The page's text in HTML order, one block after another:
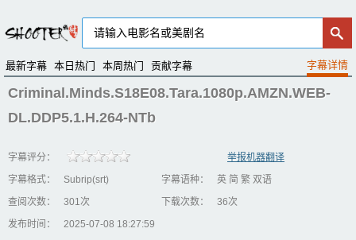
最新字幕 本日热门 本周热门 贡献字幕
Criminal.Minds.S18E08.Tara.1080p.AMZN.WEB-
DL.DDP5.1.H.264-NTb
字幕评分：
举报机器翻译
字幕格式：
Subrip(srt) 字幕语种：
英 简 繁 双语
查阅次数：
301次 下载次数：
36次
发布时间：
2025-07-08 18:27:59